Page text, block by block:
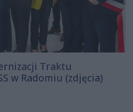
Traktu
w Radomiu (zdjęcia)